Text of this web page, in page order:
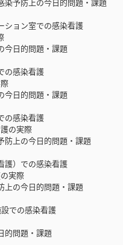
ョン室での感染看護
日的問題・課題
の感染看護
日的問題・課題
の感染看護
の実際
上の今日的問題・課題
）での感染看護
実際
の今日的問題・課題
での感染看護
問題・課題